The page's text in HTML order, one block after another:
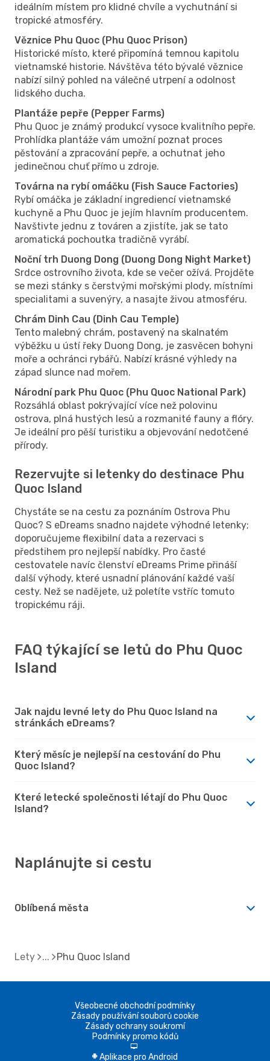
ideálním místem pro klidné chvíle a vychutnání si
tropické atmosféry.
Věznice Phu Quoc (Phu Quoc Prison)
Historické místo, které připomíná temnou kapitolu
vietnamské historie. Návštěva této bývalé věznice
nabízí silný pohled na válečné utrpení a odolnost
lidského ducha.
Plantáže pepře (Pepper Farms)
Phu Quoc je známý produkcí vysoce kvalitního pepře.
Prohlídka plantáže vám umožní poznat proces
pěstování a zpracování pepře, a ochutnat jeho
jedinečnou chuť přímo u zdroje.
Továrna na rybí omáčku (Fish Sauce Factories)
Rybí omáčka je základní ingrediencí vietnamské
kuchyně a Phu Quoc je jejím hlavním producentem.
Navštivte jednu z továren a zjistíte, jak se tato
aromatická pochoutka tradičně vyrábí.
Noční trh Duong Dong (Duong Dong Night Market)
Srdce ostrovního života, kde se večer ožívá. Projděte
se mezi stánky s čerstvými mořskými plody, místními
specialitami a suvenýry, a nasajte živou atmosféru.
Chrám Dinh Cau (Dinh Cau Temple)
Tento malebný chrám, postavený na skalnatém
výběžku u ústí řeky Duong Dong, je zasvěcen bohyni
moře a ochránci rybářů. Nabízí krásné výhledy na
západ slunce nad mořem.
Národní park Phu Quoc (Phu Quoc National Park)
Rozsáhlá oblast pokrývající více než polovinu
ostrova, plná hustých lesů a rozmanité fauny a flóry.
Je ideální pro pěší turistiku a objevování nedotčené
přírody.
Rezervujte si letenky do destinace Phu
Quoc Island
Chystáte se na cestu za poznáním Ostrova Phu
Quoc? S eDreams snadno najdete výhodné letenky;
doporučujeme flexibilní data a rezervaci s
předstihem pro nejlepší nabídky. Pro časté
cestovatele navíc členství eDreams Prime přináší
další výhody, které usnadní plánování každé vaší
cesty. Než se nadějete, už poletíte vstříc tomuto
tropickému ráji.
FAQ týkající se letů do Phu Quoc
Island
Jak najdu levné lety do Phu Quoc Island na
stránkách eDreams?
Který měsíc je nejlepší na cestování do Phu
Quoc Island?
Které letecké společnosti létají do Phu Quoc
Island?
Naplánujte si cestu
Oblíbená města
Lety Phu Quoc Island
Všeobecné obchodní podmínky
Zásady používání souborů cookie
Zásady ochrany soukromí
Podmínky promo kódů
d
A Aplikace pro Android